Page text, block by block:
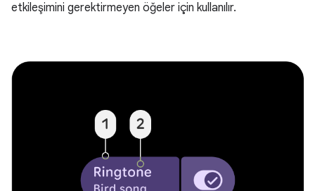
etkileşimini gerektirmeyen öğeler için kullanılır.